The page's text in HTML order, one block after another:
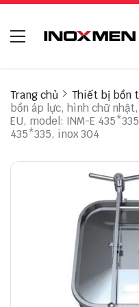
Trang chủ Thiết bị bồn
bồn áp lực, hình chữ
EU, model: INM-E
435*335, inox 304